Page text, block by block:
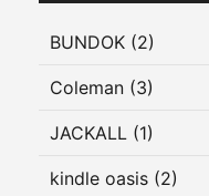
BUNDOK (2)
Coleman (3)
JACKALL (1)
kindle oasis (2)